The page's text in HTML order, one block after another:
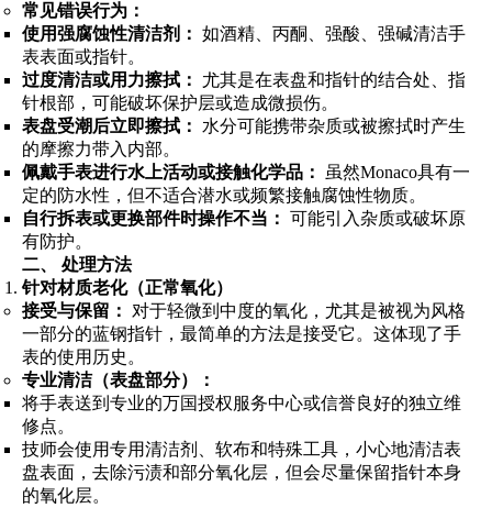
常见错误行为：
使用强腐蚀性清洁剂： 如酒精、丙酮、强酸、强碱清洁手
表表面或指针。
过度清洁或用力擦拭：
尤其是在表盘和指针的结合处、指
针根部，可能破坏保护层或造成微损伤。
表盘受潮后立即擦拭：
水分可能携带杂质或被擦拭时产生
的摩擦力带入内部。
佩戴手表进行水上活动或接触化学品：
虽然Monaco具有一
定的防水性，但不适合潜水或频繁接触腐蚀性物质。
自行拆表或更换部件时操作不当： 可能引入杂质或破坏原
有防护。
二、 处理方法
针对材质老化（正常氧化）
接受与保留：
对于轻微到中度的氧化，尤其是被视为风格
一部分的蓝钢指针，最简单的方法是接受它。这体现了手
表的使用历史。
专业清洁（表盘部分）：
将手表送到专业的万国授权服务中心或信誉良好的独立维
修点。
技师会使用专用清洁剂、软布和特殊工具，小心地清洁表
盘表面，去除污渍和部分氧化层，但会尽量保留指针本身
的氧化层。